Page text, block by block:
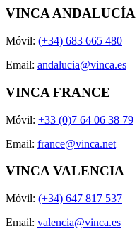
VINCA ANDALUCÍA
Móvil: (+34) 683 665 480
Email: andalucia@vinca.es
VINCA FRANCE
Móvil: +33 (0)7 64 06 38 79
Email: france@vinca.net
VINCA VALENCIA
Móvil: (+34) 647 817 537
Email: valencia@vinca.es